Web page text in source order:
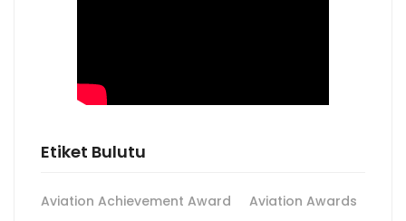
Etiket Bulutu
Aviation Achievement Award Aviation Awards